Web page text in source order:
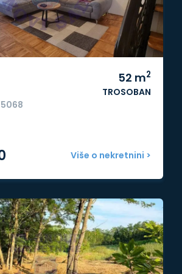
52 m2
TROSOBAN
Više o nekretnini >